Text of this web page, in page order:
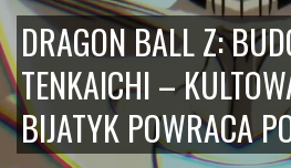
DRAGON BALL Z:
TENKAICHI –
BIJATYK POWRACA